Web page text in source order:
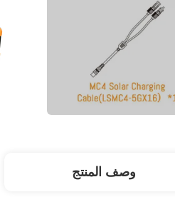
وصف المنتج